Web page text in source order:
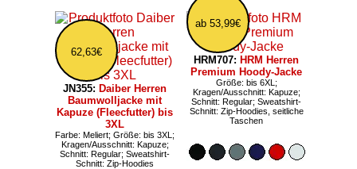
62,63€
JN355: Daiber Herren
Baumwolljacke mit
Kapuze (Fleecfutter) bis
3XL
Farbe: Meliert; Größe: bis 3XL;
Kragen/Ausschnitt: Kapuze;
Schnitt: Regular; Sweatshirt-
Schnitt: Zip-Hoodies
ab 53,99€
HRM707: HRM Herren
Premium Hoody-Jacke
Größe: bis 6XL;
Kragen/Ausschnitt: Kapuze;
Schnitt: Regular; Sweatshirt-
Schnitt: Zip-Hoodies, seitliche
Taschen